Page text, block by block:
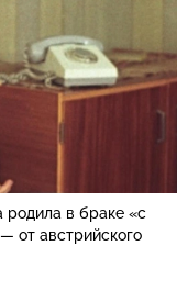
родила в браке «с
от австрийского